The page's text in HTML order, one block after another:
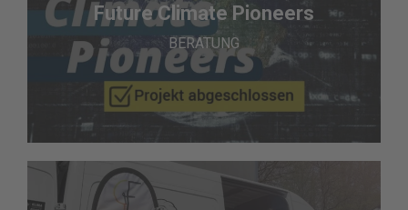
Future Climate Pioneers
BERATUNG